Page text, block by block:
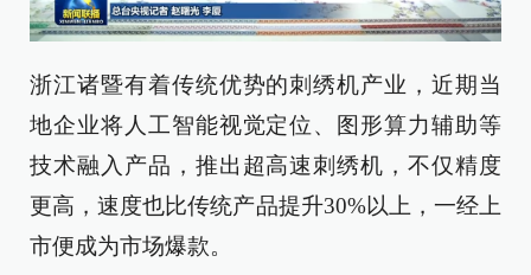
浙江诸暨有着传统优势的刺绣机产业，近期当
地企业将人工智能视觉定位、图形算力辅助等
技术融入产品，推出超高速刺绣机，不仅精度
更高，速度也比传统产品提升30%以上，一经上
市便成为市场爆款。